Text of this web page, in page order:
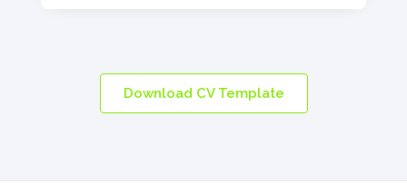
Download CV Template